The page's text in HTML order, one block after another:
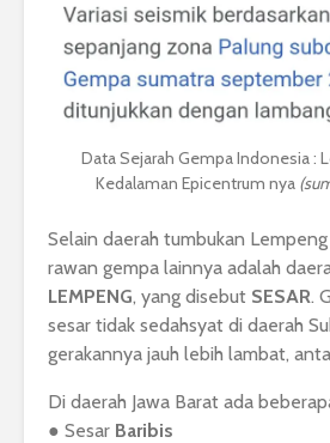
Data Sejarah Gempa Indonesia :
Kedalaman Epicentrum nya
Selain daerah tumbukan
rawan gempa lainnya adalah
LEMPENG, yang disebut SESAR.
sesar tidak sedahsyat di daerah
gerakannya jauh lebih lambat,
Di daerah Jawa Barat ada
● Sesar Baribis